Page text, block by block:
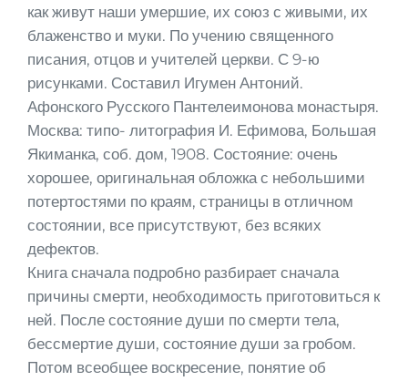
как живут наши умершие, их союз с живыми, их
блаженство и муки. По учению священного
писания, отцов и учителей церкви. С 9-ю
рисунками. Составил Игумен Антоний.
Афонского Русского Пантелеимонова монастыря.
Москва: типо- литография И. Ефимова, Большая
Якиманка, соб. дом, 1908. Состояние: очень
хорошее, оригинальная обложка с небольшими
потертостями по краям, страницы в отличном
состоянии, все присутствуют, без всяких
дефектов.
Книга сначала подробно разбирает сначала
причины смерти, необходимость приготовиться к
ней. После состояние души по смерти тела,
бессмертие души, состояние души за гробом.
Потом всеобщее воскресение, понятие об